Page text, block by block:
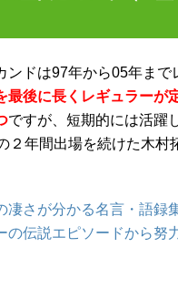
ンドは97年から05年まで
最後に長くレギュラーが
ですが、短期的には活躍
２年間出場を続けた木村
凄さが分かる名言・語録
の伝説エピソードから努